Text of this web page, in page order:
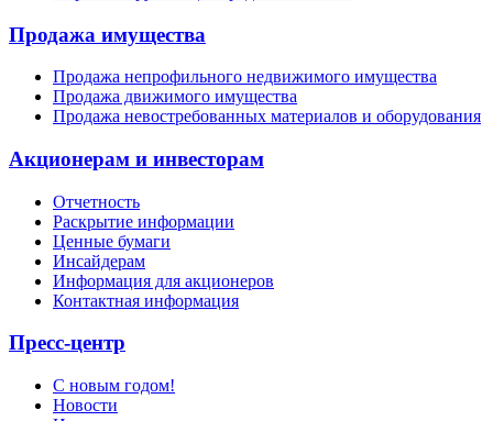
Продажа имущества
Продажа непрофильного недвижимого имущества
Продажа движимого имущества
Продажа невостребованных материалов и оборудования
Акционерам и инвесторам
Отчетность
Раскрытие информации
Ценные бумаги
Инсайдерам
Информация для акционеров
Контактная информация
Пресс-центр
С новым годом!
Новости